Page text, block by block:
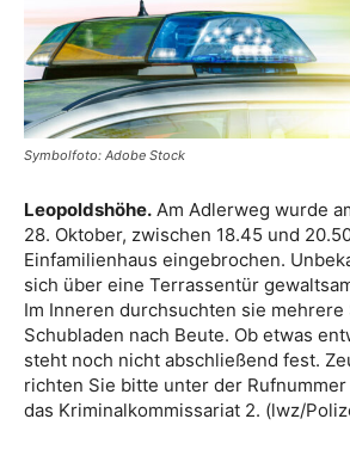
Symbolfoto: Adobe Stock
Leopoldshöhe. Am Adlerweg wurde
28. Oktober, zwischen 18.45 und
Einfamilienhaus eingebrochen.
sich über eine Terrassentür
Im Inneren durchsuchten sie mehrere
Schubladen nach Beute. Ob etwas
steht noch nicht abschließend fest.
richten Sie bitte unter der
das Kriminalkommissariat 2. (lwz/